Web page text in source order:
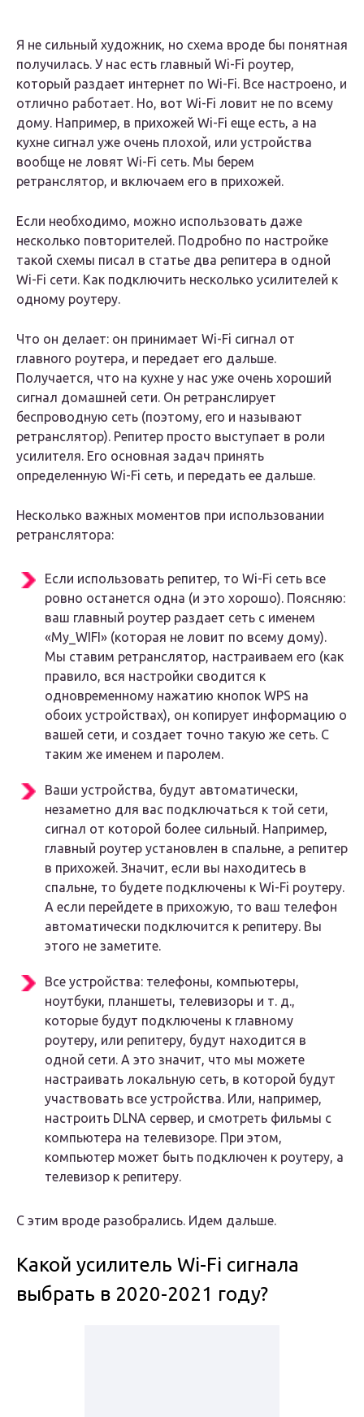
Я не сильный художник, но схема вроде бы понятная
получилась. У нас есть главный Wi-Fi роутер,
который раздает интернет по Wi-Fi. Все настроено, и
отлично работает. Но, вот Wi-Fi ловит не по всему
дому. Например, в прихожей Wi-Fi еще есть, а на
кухне сигнал уже очень плохой, или устройства
вообще не ловят Wi-Fi сеть. Мы берем
ретранслятор, и включаем его в прихожей.
Если необходимо, можно использовать даже
несколько повторителей. Подробно по настройке
такой схемы писал в статье два репитера в одной
Wi-Fi сети. Как подключить несколько усилителей к
одному роутеру.
Что он делает: он принимает Wi-Fi сигнал от
главного роутера, и передает его дальше.
Получается, что на кухне у нас уже очень хороший
сигнал домашней сети. Он ретранслирует
беспроводную сеть (поэтому, его и называют
ретранслятор). Репитер просто выступает в роли
усилителя. Его основная задач принять
определенную Wi-Fi сеть, и передать ее дальше.
Несколько важных моментов при использовании
ретранслятора:
Если использовать репитер, то Wi-Fi сеть все
ровно останется одна (и это хорошо). Поясняю:
ваш главный роутер раздает сеть с именем
«My_WIFI» (которая не ловит по всему дому).
Мы ставим ретранслятор, настраиваем его (как
правило, вся настройки сводится к
одновременному нажатию кнопок WPS на
обоих устройствах), он копирует информацию о
вашей сети, и создает точно такую же сеть. С
таким же именем и паролем.
Ваши устройства, будут автоматически,
незаметно для вас подключаться к той сети,
сигнал от которой более сильный. Например,
главный роутер установлен в спальне, а репитер
в прихожей. Значит, если вы находитесь в
спальне, то будете подключены к Wi-Fi роутеру.
А если перейдете в прихожую, то ваш телефон
автоматически подключится к репитеру. Вы
этого не заметите.
Все устройства: телефоны, компьютеры,
ноутбуки, планшеты, телевизоры и т. д.,
которые будут подключены к главному
роутеру, или репитеру, будут находится в
одной сети. А это значит, что мы можете
настраивать локальную сеть, в которой будут
участвовать все устройства. Или, например,
настроить DLNA сервер, и смотреть фильмы с
компьютера на телевизоре. При этом,
компьютер может быть подключен к роутеру, а
телевизор к репитеру.
С этим вроде разобрались. Идем дальше.
Какой усилитель Wi-Fi сигнала
выбрать в 2020-2021 году?